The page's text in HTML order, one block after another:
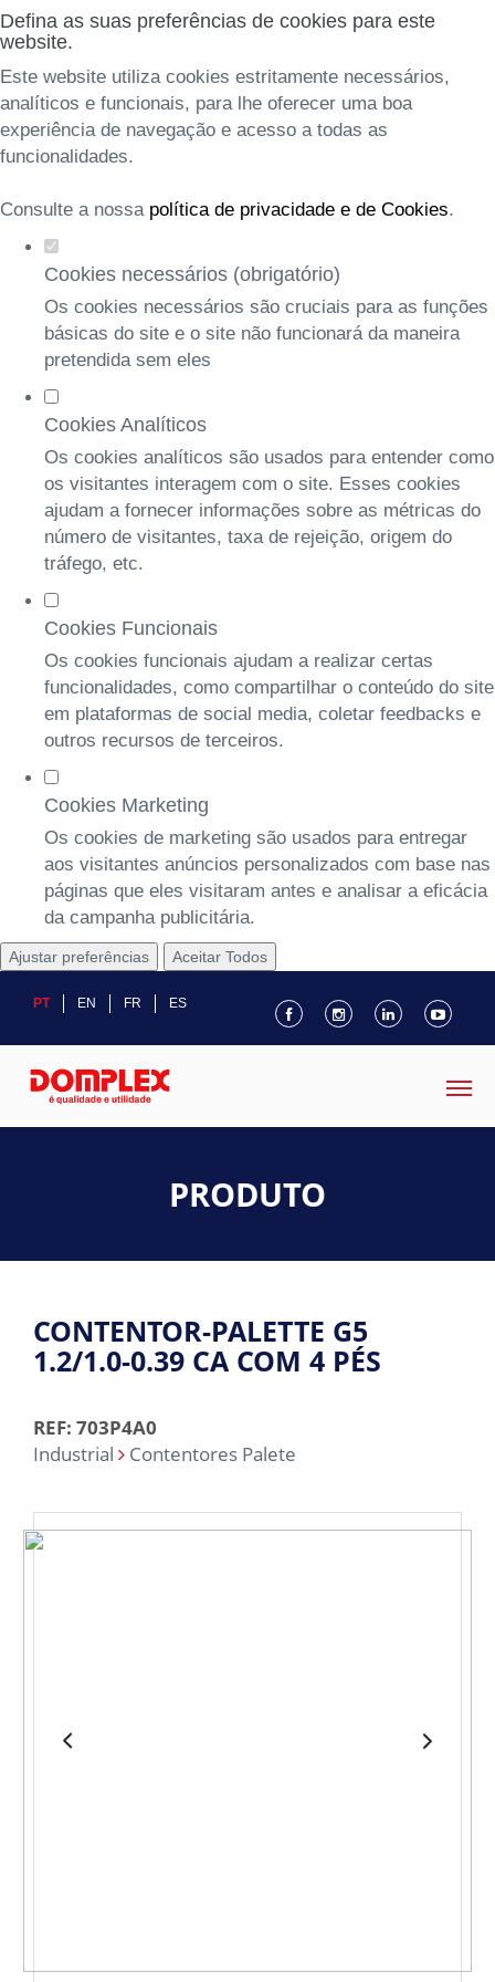
Defina as suas preferências de cookies para este
website.
Este website utiliza cookies estritamente necessários,
analíticos e funcionais, para lhe oferecer uma boa
experiência de navegação e acesso a todas as
funcionalidades.
Consulte a nossa política de privacidade e de Cookies.
Cookies necessários (obrigatório)
Os cookies necessários são cruciais para as funções
básicas do site e o site não funcionará da maneira
pretendida sem eles
Cookies Analíticos
Os cookies analíticos são usados para entender como
os visitantes interagem com o site. Esses cookies
ajudam a fornecer informações sobre as métricas do
número de visitantes, taxa de rejeição, origem do
tráfego, etc.
Cookies Funcionais
Os cookies funcionais ajudam a realizar certas
funcionalidades, como compartilhar o conteúdo do site
em plataformas de social media, coletar feedbacks e
outros recursos de terceiros.
Cookies Marketing
Os cookies de marketing são usados para entregar
aos visitantes anúncios personalizados com base nas
páginas que eles visitaram antes e analisar a eficácia
da campanha publicitária.
Ajustar preferências Aceitar Todos
PT EN FR ES
PRODUTO
CONTENTOR-PALETTE G5
1.2/1.0-0.39 CA COM 4 PÉS
REF: 703P4A0
Industrial
Contentores Palete